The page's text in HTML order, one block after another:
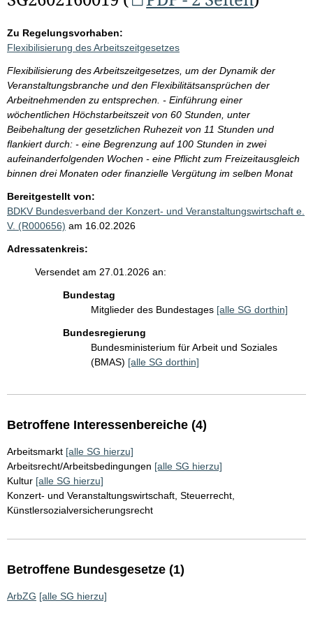
Zu Regelungsvorhaben:
Flexibilisierung des Arbeitszeitgesetzes
Flexibilisierung des Arbeitszeitgesetzes, um der Dynamik der
Veranstaltungsbranche und den Flexibilitätsansprüchen der
Arbeitnehmenden zu entsprechen. - Einführung einer
wöchentlichen Höchstarbeitszeit von 60 Stunden, unter
Beibehaltung der gesetzlichen Ruhezeit von 11 Stunden und
flankiert durch: - eine Begrenzung auf 100 Stunden in zwei
aufeinanderfolgenden Wochen - eine Pflicht zum Freizeitausgleich
binnen drei Monaten oder finanzielle Vergütung im selben Monat
Bereitgestellt von:
BDKV Bundesverband der Konzert- und Veranstaltungswirtschaft e.
V. (R000656) am 16.02.2026
Adressatenkreis:
Versendet am 27.01.2026 an:
Bundestag
Mitglieder des Bundestages [alle SG dorthin]
Bundesregierung
Bundesministerium für Arbeit und Soziales
(BMAS) [alle SG dorthin]
Betroffene Interessenbereiche (4)
Arbeitsmarkt [alle SG hierzu]
Arbeitsrecht/Arbeitsbedingungen [alle SG hierzu]
Kultur [alle SG hierzu]
Konzert- und Veranstaltungswirtschaft, Steuerrecht,
Künstlersozialversicherungsrecht
Betroffene Bundesgesetze (1)
ArbZG [alle SG hierzu]